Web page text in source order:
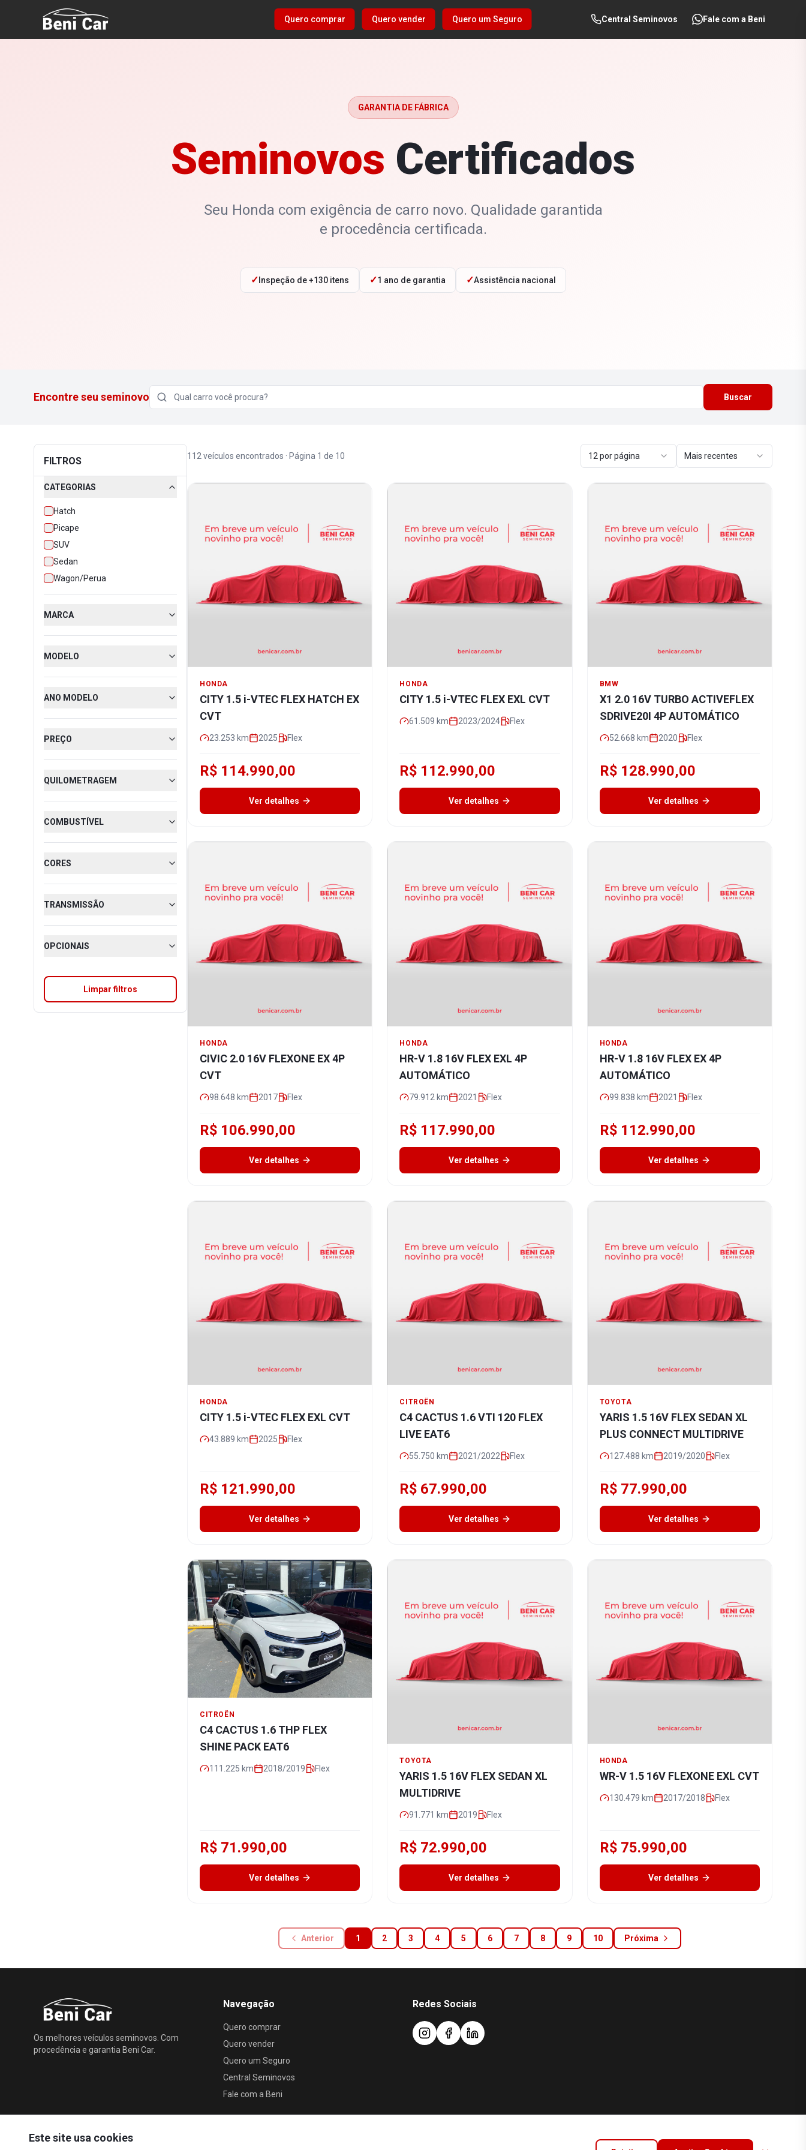
Este site usa cookies
Quero comprar Quero vender Quero um Seguro Central Seminovos Fale com a Beni
GARANTIA DE FÁBRICA
Seminovos Certificados
Seu Honda com exigência de carro novo. Qualidade garantida
e procedência certificada.
✓ Inspeção de +130 itens ✓1 ano de garantia ✓Assistência nacional
Encontre seu seminovo Buscar
FILTROS
CATEGORIAS
Hatch
Picape
SUV
Sedan
Wagon/Perua
MARCA
MODELO
ANO MODELO
PREÇO
QUILOMETRAGEM
COMBUSTÍVEL
CORES
TRANSMISSÃO
OPCIONAIS
Limpar filtros
112 veículos encontrados · Página 1 de 10 12 por página Mais recentes
HONDA
CITY 1.5 i-VTEC FLEX HATCH EX
CVT
23.253 km 2025 Flex
R$ 114.990,00
Ver detalhes
HONDA
CITY 1.5 i-VTEC FLEX EXL CVT
61.509 km 2023/2024 Flex
R$ 112.990,00
Ver detalhes
BMW
X1 2.0 16V TURBO ACTIVEFLEX
SDRIVE20I 4P AUTOMÁTICO
52.668 km 2020 Flex
R$ 128.990,00
Ver detalhes
HONDA
CIVIC 2.0 16V FLEXONE EX 4P
CVT
98.648 km 2017 Flex
R$ 106.990,00
Ver detalhes
HONDA
HR-V 1.8 16V FLEX EXL 4P
AUTOMÁTICO
79.912 km 2021 Flex
R$ 117.990,00
Ver detalhes
HONDA
HR-V 1.8 16V FLEX EX 4P
AUTOMÁTICO
99.838 km 2021 Flex
R$ 112.990,00
Ver detalhes
HONDA
CITY 1.5 i-VTEC FLEX EXL CVT
43.889 km 2025 Flex
R$ 121.990,00
Ver detalhes
CITROËN
C4 CACTUS 1.6 VTI 120 FLEX
LIVE EAT6
55.750 km 2021/2022 Flex
R$ 67.990,00
Ver detalhes
TOYOTA
YARIS 1.5 16V FLEX SEDAN XL
PLUS CONNECT MULTIDRIVE
127.488 km 2019/2020 Flex
R$ 77.990,00
Ver detalhes
CITROËN
C4 CACTUS 1.6 THP FLEX
SHINE PACK EAT6
111.225 km 2018/2019 Flex
R$ 71.990,00
Ver detalhes
TOYOTA
YARIS 1.5 16V FLEX SEDAN XL
MULTIDRIVE
91.771 km 2019 Flex
R$ 72.990,00
Ver detalhes
HONDA
WR-V 1.5 16V FLEXONE EXL CVT
130.479 km 2017/2018 Flex
R$ 75.990,00
Ver detalhes
Anterior 1 2 3 4 5 6 7 8 9 10 Próxima
Os melhores veículos seminovos. Com
procedência e garantia Beni Car.
Navegação
Quero comprar
Quero vender
Quero um Seguro
Central Seminovos
Fale com a Beni
Redes Sociais